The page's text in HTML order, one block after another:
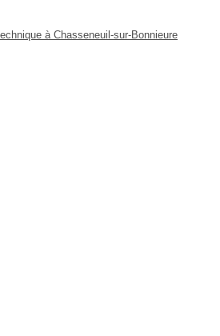
à Chasseneuil-sur-Bonnieure